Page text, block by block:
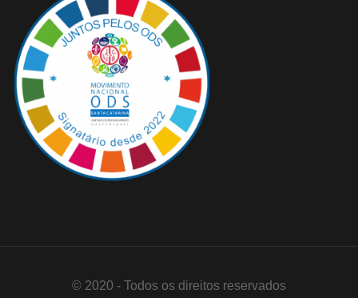
© 2020 - Todos os direitos reservados